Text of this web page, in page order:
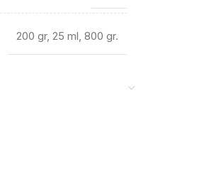
200 gr, 25 ml, 800 gr.